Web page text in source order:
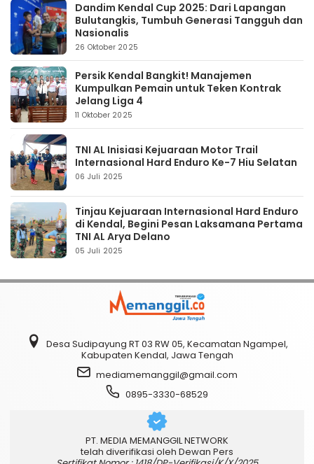
Dandim Kendal Cup 2025: Dari Lapangan
Bulutangkis, Tumbuh Generasi Tangguh dan
Nasionalis
26 Oktober 2025
Persik Kendal Bangkit! Manajemen
Kumpulkan Pemain untuk Teken Kontrak
Jelang Liga 4
11 Oktober 2025
TNI AL Inisiasi Kejuaraan Motor Trail
Internasional Hard Enduro Ke-7 Hiu Selatan
06 Juli 2025
Tinjau Kejuaraan Internasional Hard Enduro
di Kendal, Begini Pesan Laksamana Pertama
TNI AL Arya Delano
05 Juli 2025
Desa Sudipayung RT 03 RW 05, Kecamatan Ngampel,
Kabupaten Kendal, Jawa Tengah
mediamemanggil@gmail.com
0895-3330-68529
PT. MEDIA MEMANGGIL NETWORK
telah diverifikasi oleh Dewan Pers